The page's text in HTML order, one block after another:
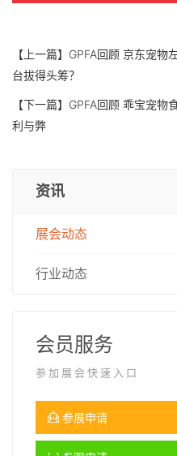
【上一篇】 GPFA回顾 京东宠物
台拔得头筹？
【下一篇】 GPFA回顾 乖宝宠物
利与弊
资讯
展会动态
行业动态
会员服务
参加展会快速入口
参展申请